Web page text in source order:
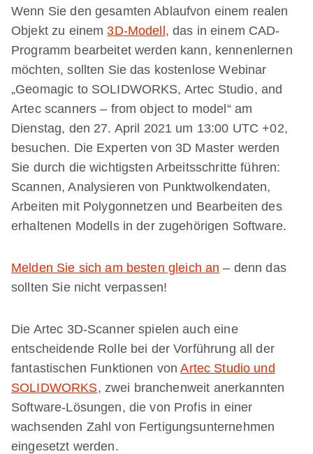
Wenn Sie den gesamten Ablaufvon einem realen
Objekt zu einem3D-Modell, das in einem CAD-
Programm bearbeitet werden kann, kennenlernen
möchten, sollten Sie das kostenlose Webinar
„Geomagic to SOLIDWORKS, Artec Studio, and
Artec scanners – from object to model“ am
Dienstag, den 27. April 2021 um 13:00 UTC +02,
besuchen. Die Experten von 3D Master werden
Sie durch die wichtigsten Arbeitsschritte führen:
Scannen, Analysieren von Punktwolkendaten,
Arbeiten mit Polygonnetzen und Bearbeiten des
erhaltenen Modells in der zugehörigen Software.
Melden Sie sicham besten gleich an – denn das
sollten Sie nicht verpassen!
Die Artec 3D-Scanner spielen auch eine
entscheidende Rolle bei der Vorführung all der
fantastischen Funktionen vonArtec Studio und
SOLIDWORKS, zwei branchenweit anerkannten
Software-Lösungen, die von Profis in einer
wachsenden Zahl von Fertigungsunternehmen
eingesetzt werden.